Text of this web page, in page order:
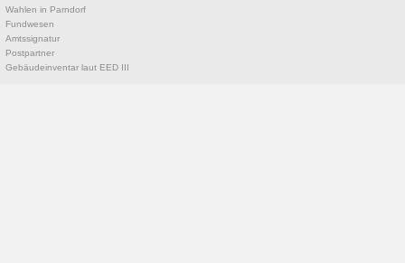
Wahlen in Parndorf
Fundwesen
Amtssignatur
Postpartner
Gebäudeinventar laut EED III